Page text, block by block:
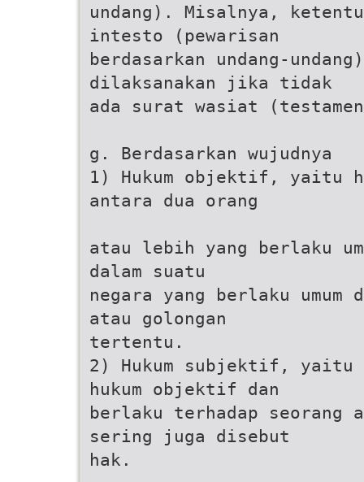
undang). Misalnya,
intesto (pewarisan
berdasarkan undang-
dilaksanakan jika tidak
ada surat wasiat
g. Berdasarkan wujudnya
1) Hukum objektif, yaitu
antara dua orang
atau lebih yang berlaku
dalam suatu
negara yang berlaku umum
atau golongan
tertentu.
2) Hukum subjektif, yaitu
hukum objektif dan
berlaku terhadap
sering juga disebut
hak.